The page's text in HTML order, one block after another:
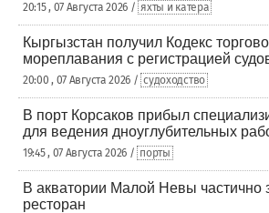
20:15 , 07 Августа 2026 / яхты и катера
Кыргызстан получил Кодекс
мореплавания с регистрацией
20:00 , 07 Августа 2026 / судоходство
В порт Корсаков прибыл
для ведения дноуглубительных
19:45 , 07 Августа 2026 / порты
В акватории Малой Невы частично
ресторан